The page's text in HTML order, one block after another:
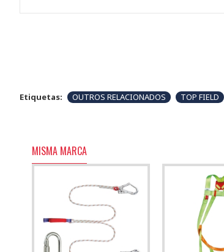
Etiquetas: OUTROS RELACIONADOS TOP FIELD
MISMA MARCA